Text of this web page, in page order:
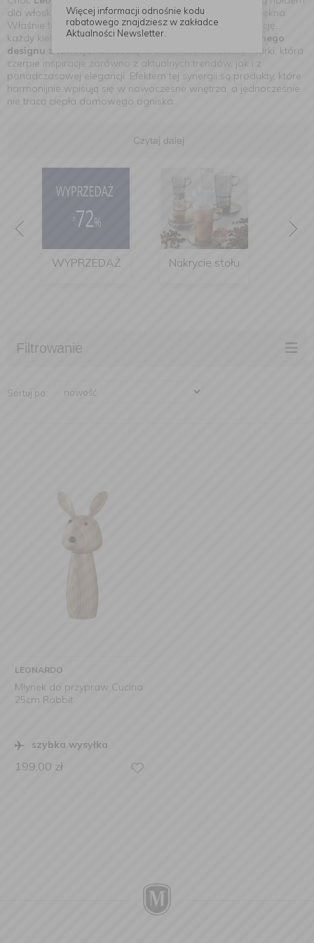
dla włoskiego stylu życia – pełnego radości, lekkości i piękna.
Właśnie ta filozofia przenika każdy projekt, każdą kolekcję,
każdy kieliszek i każdą filiżankę.Połączenie innowacyjnego
designu z funkcjonalnością to znak rozpoznawczy marki, która
czerpie inspiracje zarówno z aktualnych trendów, jak i z
ponadczasowej elegancji. Efektem tej synergii są produkty, które
harmonijnie wpisują się w nowoczesne wnętrza, a jednocześnie
nie tracą ciepła domowego ogniska.
Czytaj dalej
WYPRZEDAŻ Nakrycie stołu
Filtrowanie
Sortuj po:
LEONARDO
Młynek do przypraw Cucina
25cm Rabbit
szybka wysyłka
199,00 zł
Więcej informacji odnośnie kodu
rabatowego znajdziesz w zakładce
Aktualności Newsletter.